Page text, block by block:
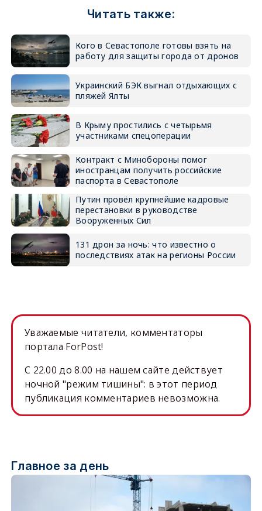
Читать также:
Кого в Севастополе готовы взять на
работу для защиты города от дронов
Украинский БЭК выгнал отдыхающих с
пляжей Ялты
В Крыму простились с четырьмя
участниками спецоперации
Контракт с Минобороны помог
иностранцам получить российские
паспорта в Севастополе
Путин провёл крупнейшие кадровые
перестановки в руководстве
Вооружённых Сил
131 дрон за ночь: что известно о
последствиях атак на регионы России
Уважаемые читатели, комментаторы
портала ForPost!
C 22.00 до 8.00 на нашем сайте действует
ночной "режим тишины": в этот период
публикация комментариев невозможна.
Главное за день